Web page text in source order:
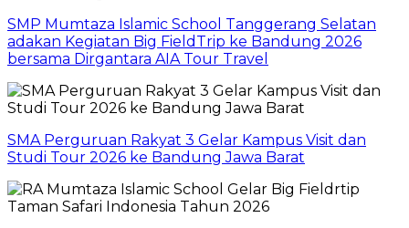
SMP Mumtaza Islamic School Tanggerang Selatan
adakan Kegiatan Big FieldTrip ke Bandung 2026
bersama Dirgantara AIA Tour Travel
SMA Perguruan Rakyat 3 Gelar Kampus Visit dan
Studi Tour 2026 ke Bandung Jawa Barat